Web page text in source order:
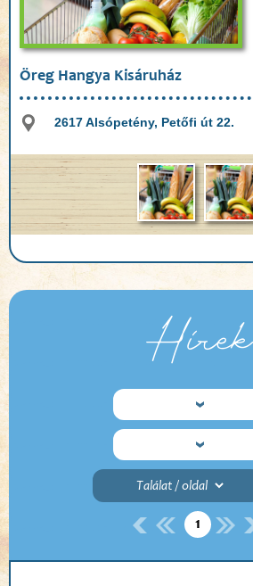
Öreg Hangya Kisáruház
2617 Alsópetény, Petőfi út 22.
Hírek
1